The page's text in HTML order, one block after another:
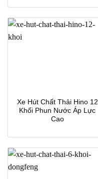
Xe Hút Chất Thải Hino 12
Khối Phun Nước Áp Lực
Cao